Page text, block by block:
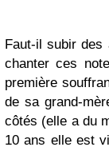
Faut-il subir
chanter ces
première
de sa grand-
côtés (elle a du
10 ans elle est